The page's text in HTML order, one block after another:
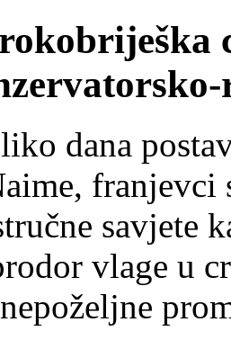
dana
franjevci
savjete
vlage u